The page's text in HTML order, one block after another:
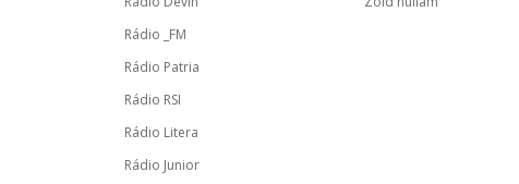
Rádio _FM
Rádio Patria
Rádio RSI
Rádio Litera
Rádio Junior